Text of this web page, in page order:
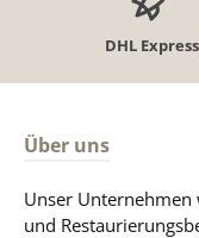
DHL Express
Über uns
Unser
und